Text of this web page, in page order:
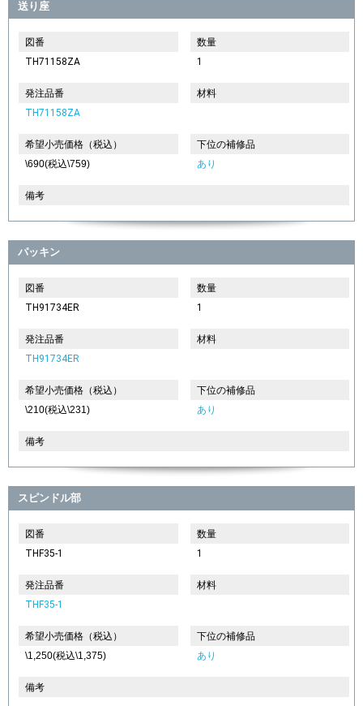
送り座
図番
TH71158ZA
数量
1
発注品番
TH71158ZA
材料
希望小売価格（税込）
\690(税込\759)
下位の補修品
あり
備考
パッキン
図番
TH91734ER
数量
1
発注品番
TH91734ER
材料
希望小売価格（税込）
\210(税込\231)
下位の補修品
あり
備考
スピンドル部
図番
THF35-1
数量
1
発注品番
THF35-1
材料
希望小売価格（税込）
\1,250(税込\1,375)
下位の補修品
あり
備考